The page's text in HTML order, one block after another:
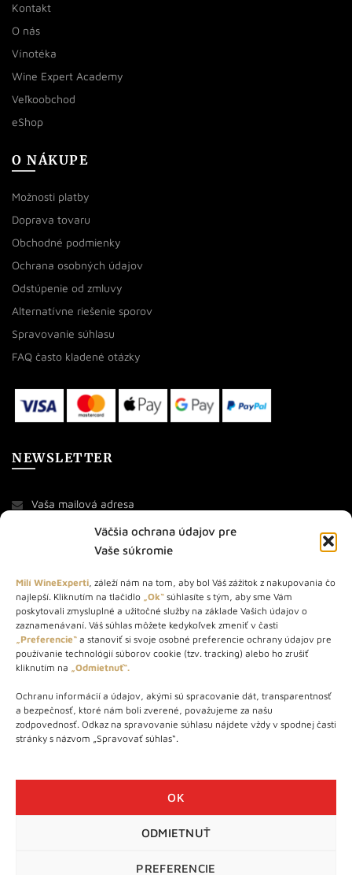
Väčšia ochrana údajov pre
Vaše súkromie
Milí WineExperti, záleží nám na tom, aby bol Váš zážitok z nakupovania čo
najlepší. Kliknutím na tlačidlo „Ok“ súhlasíte s tým, aby sme Vám
poskytovali zmysluplné a užitočné služby na základe Vašich údajov o
zaznamenávaní. Váš súhlas môžete kedykoľvek zmeniť v časti
„Preferencie“ a stanoviť si svoje osobné preferencie ochrany údajov pre
používanie technológií súborov cookie (tzv. tracking) alebo ho zrušiť
kliknutím na „Odmietnuť“.
Ochranu informácií a údajov, akými sú spracovanie dát, transparentnosť
a bezpečnosť, ktoré nám boli zverené, považujeme za našu
zodpovednosť. Odkaz na spravovanie súhlasu nájdete vždy v spodnej časti
stránky s názvom „Spravovať súhlas“.
OK
ODMIETNUŤ
PREFERENCIE
Kontakt
O nás
Vínotéka
Wine Expert Academy
Veľkoobchod
eShop
O NÁKUPE
Možnosti platby
Doprava tovaru
Obchodné podmienky
Ochrana osobných údajov
Odstúpenie od zmluvy
Alternatívne riešenie sporov
Spravovanie súhlasu
FAQ často kladené otázky
NEWSLETTER
O NÁS
STORE – obchod s vínom a destilátmi od roku 2010. Na našej
webovej stránke predávame viac ako 1000+ značkových
produktov.
Info tel.: +421 917 779 888
Vínotéka: +421 917 888 879
Vínotéka: Bratislavská 49/B, Bratislava 841 06
info@wineexpert.sk